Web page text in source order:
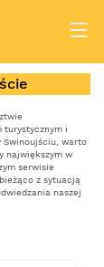
turystycznym i
Świnoujściu , warto
największym w
serwisie
z sytuacją
naszej